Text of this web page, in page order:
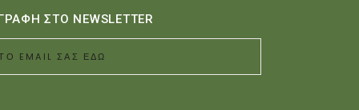
ΣΤΟ NEWSLETTER